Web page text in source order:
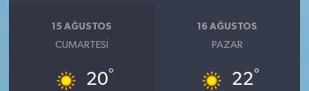
15 AĞUSTOS
CUMARTESI
20°
16 AĞUSTOS
PAZAR
22°